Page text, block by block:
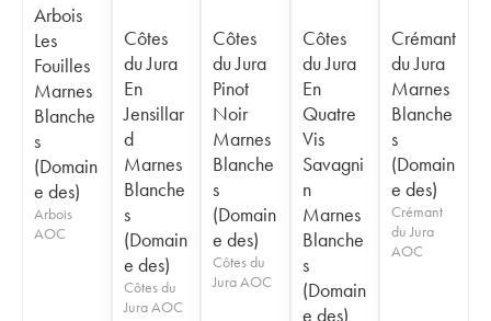
Arbois
Les
Fouilles
Marnes
Blanche
s
(Domain
e des)
Arbois
AOC
Côtes
du Jura
En
Jensillar
d
Marnes
Blanche
s
(Domain
e des)
Côtes du
Jura AOC
Côtes
du Jura
Pinot
Noir
Marnes
Blanche
s
(Domain
e des)
Côtes du
Jura AOC
Côtes
du Jura
En
Quatre
Vis
Savagni
n
Marnes
Blanche
s
(Domain
e des)
Crémant
du Jura
Marnes
Blanche
s
(Domain
e des)
Crémant
du Jura
AOC